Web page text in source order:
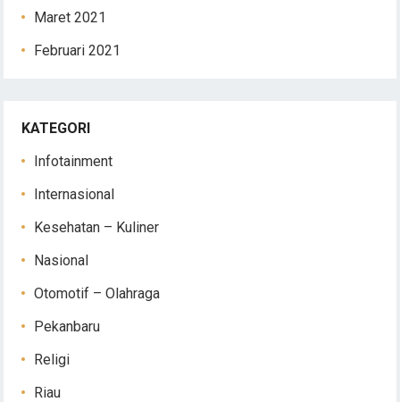
Maret 2021
Februari 2021
KATEGORI
Infotainment
Internasional
Kesehatan – Kuliner
Nasional
Otomotif – Olahraga
Pekanbaru
Religi
Riau